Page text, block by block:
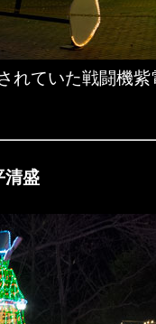
れていた戦闘機
清盛